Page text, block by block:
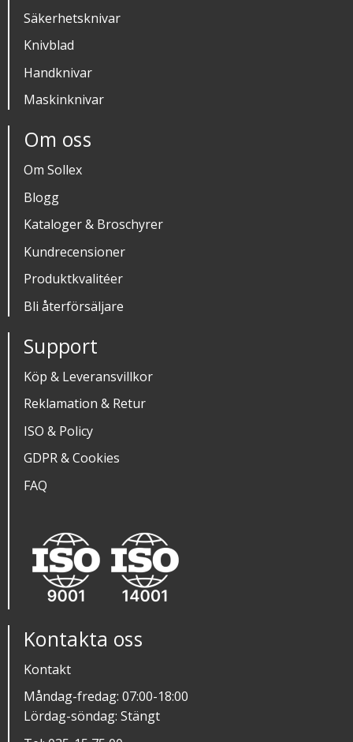
Säkerhetsknivar
Knivblad
Handknivar
Maskinknivar
Om oss
Om Sollex
Blogg
Kataloger & Broschyrer
Kundrecensioner
Produktkvalitéer
Bli återförsäljare
Support
Köp & Leveransvillkor
Reklamation & Retur
ISO & Policy
GDPR & Cookies
FAQ
Kontakta oss
Kontakt
Måndag-fredag: 07:00-18:00
Lördag-söndag: Stängt